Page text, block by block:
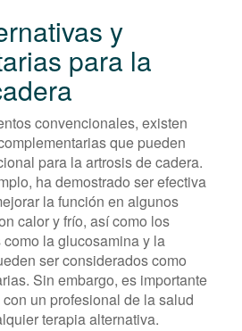
y
para la
convencionales, existen
que pueden
para la artrosis de cadera.
ha demostrado ser efectiva
la función en algunos
calor y frío, así como los
la glucosamina y la
ser considerados como
Sin embargo, es importante
un profesional de la salud
terapia alternativa.